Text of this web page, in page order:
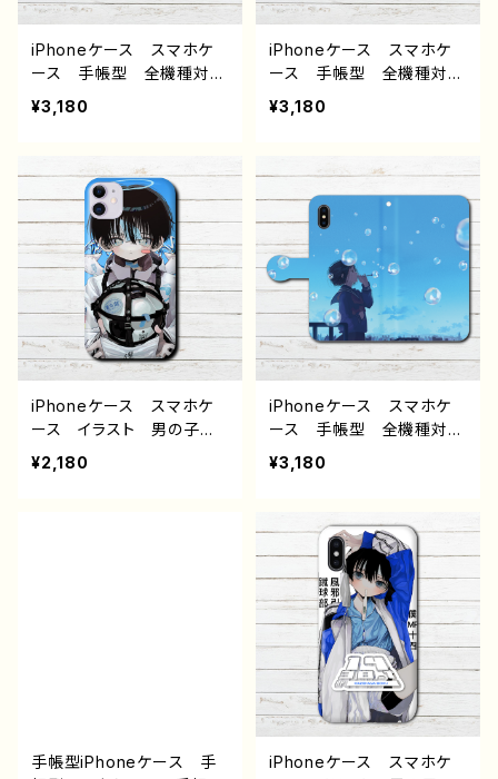
ジナル デザイン グッ
ズ タイトル：インテリジョ
ーカー 作：NANAICHI（ナ
ストレーター クリエイタ
ー 絵師 オリジナル デ
ザイン グッズ タイトル：
iPhoneケース スマホケ
ース 手帳型 全機種対
応 イラスト 男の子 か
っこいい イケメン おしゃ
い メンヘラ ヤンデレ メ
ンズ iPhone15/14/13/12/
11 AQUOS Xperia G
ooglepixel Galaxy An
droid アンドロイド ケー
ス 少年 銀髪 ピアス
クール 個性的 おすす
め 人気 イラストレータ
ー クリエイター 絵師
オリジナル デザイン グッ
ズ タイトル：Fanatic Ver
2 作：黒野京
¥3,180
iPhoneケース スマホケ
ース 手帳型 全機種対
応 イラスト 可愛い女の
子 かっこいい女子 おし
いい メンヘラ ヤンデ
AQUOS Xperia Goo
glepixel Galaxy Andr
oid アンドロイド ケー
ス JK 女子高校生 セ
ーラー服 ピアス ツイン
テール 個性的 おすす
め 人気 イラストレータ
ー クリエイター 絵師
オリジナル デザイン グッ
ズ タイトル：Fanatic 夜
¥3,180
iPhoneケース スマホケ
ース イラスト 男の子
イケメン ショタ サッカ
ー 少年 かわいい かっ
（ぼく）
¥2,180
iPhoneケース スマホケ
ース 手帳型 全機種対
応 イラスト 可愛い女の
子 かわいい おしゃれ
美しい 景色 ノスタルジ
ック メンズ レディース
女子 iPhone15/14/13/12/
11 AQUOS sense 4 5 6
Xperia Googlepixel
Galaxy Android ア
ンドロイド ケース 個性
的 おすすめ JK 女子
高校生 セーラー服 黒
髪 ボブヘア ショートカッ
ト 人気 イラストレータ
¥3,180
手帳型iPhoneケース 手
iPhoneケース スマホケ